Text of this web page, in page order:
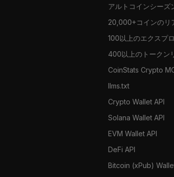
アルトコインシーズ
20,000+コインのリ
100以上のエクスプ
400以上のトークン
CoinStats Crypto
llms.txt
Crypto Wallet API
Solana Wallet API
EVM Wallet API
DeFi API
Bitcoin (xPub)